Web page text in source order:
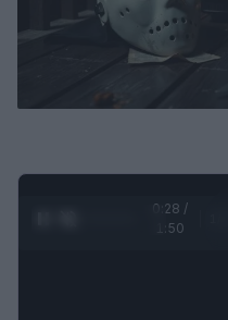
0:29 /
1:50